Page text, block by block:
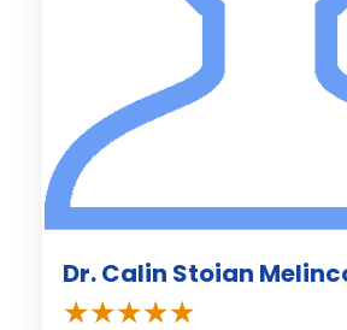
Dr. Calin Stoian